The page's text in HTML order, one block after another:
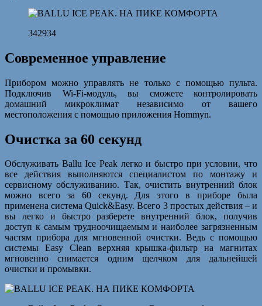
342934
Современное управление
Прибором можно управлять не только с помощью пульта.
Подключив Wi-Fi-модуль, вы сможете контролировать
домашний микроклимат независимо от вашего
местоположения с помощью приложения Hommyn.
Очистка за 60 секунд
Обслуживать Ballu Ice Peak легко и быстро при условии, что
все действия выполняются специалистом по монтажу и
сервисному обслуживанию. Так, очистить внутренний блок
можно всего за 60 секунд. Для этого в приборе была
применена система Quick&Easy. Всего 3 простых действия – и
вы легко и быстро разберете внутренний блок, получив
доступ к самым трудноочищаемым и наиболее загрязненным
частям прибора для мгновенной очистки. Ведь с помощью
системы Easy Clean верхняя крышка-фильтр на магнитах
мгновенно снимается одним щелчком для дальнейшей
очистки и промывки.